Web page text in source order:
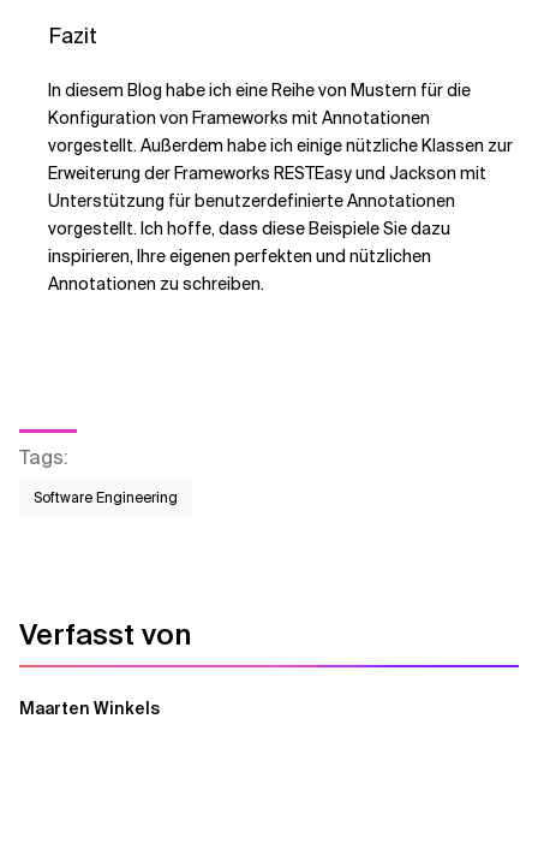
Fazit
In diesem Blog habe ich eine Reihe von Mustern für die
Konfiguration von Frameworks mit Annotationen
vorgestellt. Außerdem habe ich einige nützliche Klassen zur
Erweiterung der Frameworks RESTEasy und Jackson mit
Unterstützung für benutzerdefinierte Annotationen
vorgestellt. Ich hoffe, dass diese Beispiele Sie dazu
inspirieren, Ihre eigenen perfekten und nützlichen
Annotationen zu schreiben.
Tags:
Software Engineering
Verfasst von
Maarten Winkels